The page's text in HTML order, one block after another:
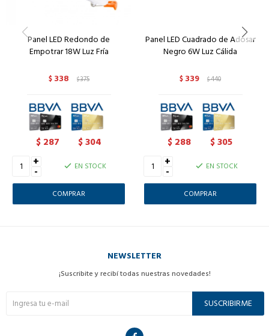
Panel LED Redondo de
Empotrar 18W Luz Fría
$ 338 $375
$ 287 $304
+
- EN STOCK
Panel LED Cuadrado de Adosar
Negro 6W Luz Cálida
$ 339 $440
$ 288 $305
+
- EN STOCK
NEWSLETTER
¡Suscribite y recibí todas nuestras novedades!
SUSCRIBIRME